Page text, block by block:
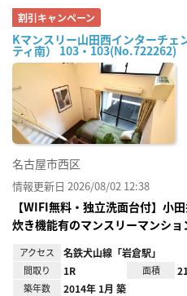
割引キャンペーン
Kマンスリー山田西インターチェ
ティ南） 103・103(No.722262)
名古屋市西区
情報更新日 2026/08/02 12:38
【WIFI無料・独立洗面台付】小
炊き機能有のマンスリーマンショ
アクセス 名鉄犬山線「岩倉駅」
間取り 1R 面積
築年数 2014年 1月 築